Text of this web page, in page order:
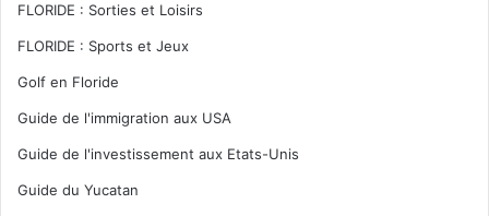
FLORIDE : Sorties et Loisirs
FLORIDE : Sports et Jeux
Golf en Floride
Guide de l'immigration aux USA
Guide de l'investissement aux Etats-Unis
Guide du Yucatan